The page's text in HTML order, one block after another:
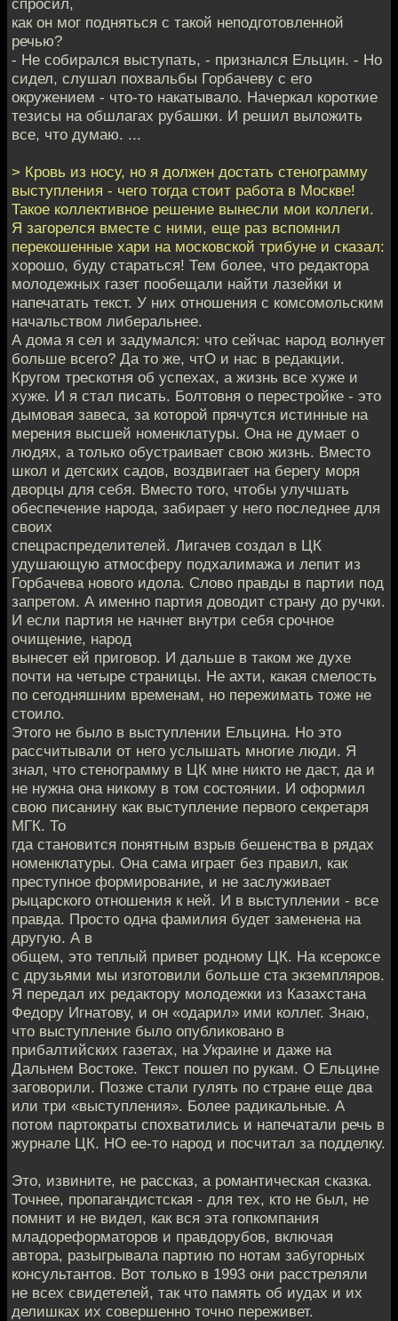
как он мог подняться с такой неподготовленной
речью?
- Не собирался выступать, - признался Ельцин. - Но
си­дел, слушал похвальбы Горбачеву с его
окружением - что-то на­катывало. Начеркал короткие
тезисы на обшлагах рубашки. И ре­шил выложить
все, что думаю. ...
> Кровь из носу, но я должен достать стенограмму
выступле­ния - чего тогда стоит работа в Москве!
Такое коллективное ре­шение вынесли мои коллеги.
Я загорелся вместе с ними, еще раз вспомнил
перекошенные хари на московской трибуне и сказал:
хорошо, буду стараться! Тем более, что редактора
молодежных га­зет пообещали найти лазейки и
напечатать текст. У них отноше­ния с комсомольским
начальством либеральнее.
А дома я сел и задумался: что сейчас народ волнует
больше всего? Да то же, чтО и нас в редакции.
Кругом трескотня об успе­хах, а жизнь все хуже и
хуже. И я стал писать. Болтовня о пере­стройке - это
дымовая завеса, за которой прячутся истинные на­
мерения высшей номенклатуры. Она не думает о
людях, а только обустраивает свою жизнь. Вместо
школ и детских садов, воздви­гает на берегу моря
дворцы для себя. Вместо того, чтобы улуч­шать
обеспечение народа, забирает у него последнее для
своих
спецраспределителей. Лигачев создал в ЦК
удушающую атмосферу подхалимажа и лепит из
Горбачева нового идола. Слово правды в партии под
запретом. А именно партия доводит страну до ручки.
И если партия не начнет внутри себя срочное
очищение, народ
вынесет ей приговор. И дальше в таком же духе
почти на четыре страницы. Не ахти, какая смелость
по сегодняшним временам, но пережимать тоже не
стоило.
Этого не было в выступлении Ельцина. Но это
рассчитывали от него услышать многие люди. Я
знал, что стенограмму в ЦК мне никто не даст, да и
не нужна она никому в том состоянии. И офор­мил
свою писанину как выступление первого секретаря
МГК. То­
гда становится понятным взрыв бешенства в рядах
номенклату­ры. Она сама играет без правил, как
преступное формирование, и не заслуживает
рыцарского отношения к ней. И в выступлении - все
правда. Просто одна фамилия будет заменена на
другую. А в
общем, это теплый привет родному ЦК. На ксероксе
с друзьями мы изготовили больше ста экземп­ляров.
Я передал их редактору молодежки из Казахстана
Федору Игнатову, и он «одарил» ими коллег. Знаю,
что выступление было опубликовано в
прибалтийских газетах, на Украине и даже на
Дальнем Востоке. Текст пошел по рукам. О Ельцине
заговорили. Позже стали гулять по стране еще два
или три «выступления». Бо­лее радикальные. А
потом партократы спохватились и напечатали речь в
журнале ЦК. НО ее-то народ и посчитал за подделку.
Это, извините, не рассказ, а романтическая сказка.
Точнее, пропагандистская - для тех, кто не был, не
помнит и не видел, как вся эта гопкомпания
младореформаторов и правдорубов, включая
автора, разыгрывала партию по нотам забугорных
консультантов. Вот только в 1993 они расстреляли
не всех свидетелей, так что память об иудах и их
делишках их совершенно точно переживет.